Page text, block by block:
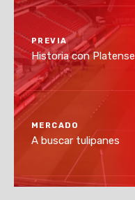
PREVIA
Historia con Platense
MERCADO
A buscar tulipanes